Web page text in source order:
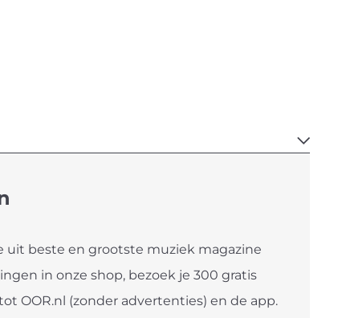
uit beste en grootste muziek magazine
in onze shop, bezoek je 300 gratis
OOR.nl (zonder advertenties) en de app.